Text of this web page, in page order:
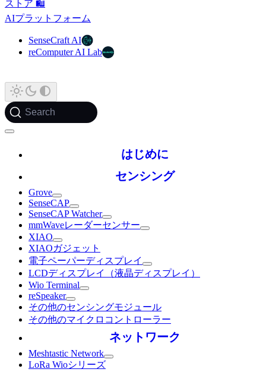
ストア 🛍️
AIプラットフォーム
SenseCraft AI
reComputer AI Lab
Search
はじめに
センシング
Grove
SenseCAP
SenseCAP Watcher
mmWaveレーダーセンサー
XIAO
XIAOガジェット
電子ペーパーディスプレイ
LCDディスプレイ（液晶ディスプレイ）
Wio Terminal
reSpeaker
その他のセンシングモジュール
その他のマイクロコントローラー
ネットワーク
Meshtastic Network
LoRa Wioシリーズ